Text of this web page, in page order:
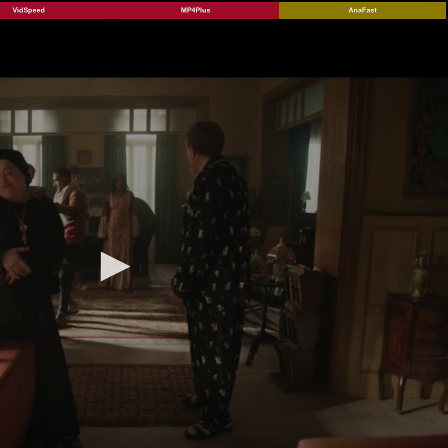
AnaFast
MP4Plus
VidSpeed